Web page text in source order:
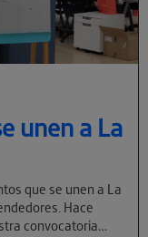
unen a La
que se unen a La
Hace
convocatoria